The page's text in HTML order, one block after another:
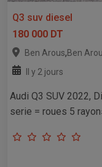
Q3 suv diesel
180 000 DT
Ben Arous,Ben
Il y 2 jours
Audi Q3 SUV 2022,
serie = roues 5